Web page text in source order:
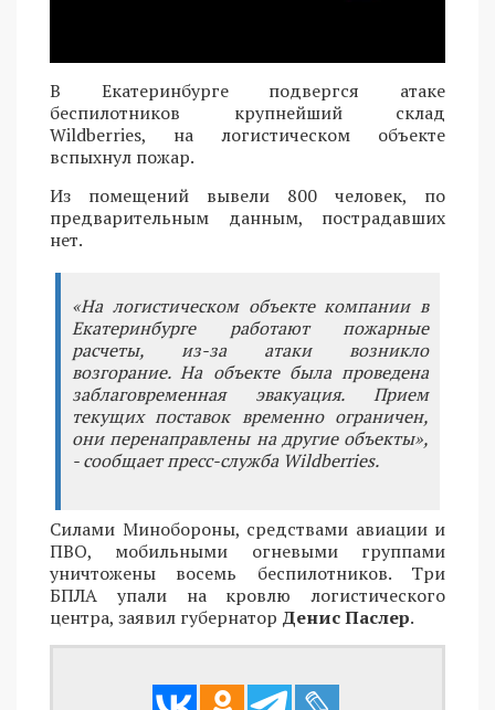
В Екатеринбурге подвергся атаке
беспилотников крупнейший склад
Wildberries, на логистическом объекте
вспыхнул пожар.
Из помещений вывели 800 человек, по
предварительным данным, пострадавших
нет.
«На логистическом объекте компании в
Екатеринбурге работают пожарные
расчеты, из-за атаки возникло
возгорание. На объекте была проведена
заблаговременная эвакуация. Прием
текущих поставок временно ограничен,
они перенаправлены на другие объекты»,
- сообщает пресс-служба Wildberries.
Силами Минобороны, средствами авиации и
ПВО, мобильными огневыми группами
уничтожены восемь беспилотников. Три
БПЛА упали на кровлю логистического
центра, заявил губернатор Денис Паслер.